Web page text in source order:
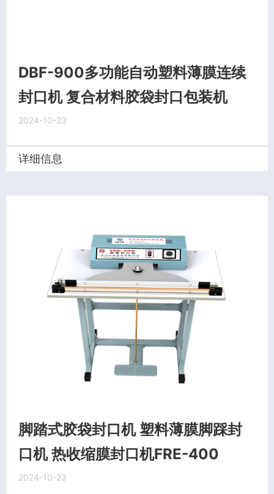
DBF-900多功能自动塑料薄膜连续
封口机 复合材料胶袋封口包装机
2024-10-23
详细信息
脚踏式胶袋封口机 塑料薄膜脚踩封
口机 热收缩膜封口机FRE-400
2024-10-23